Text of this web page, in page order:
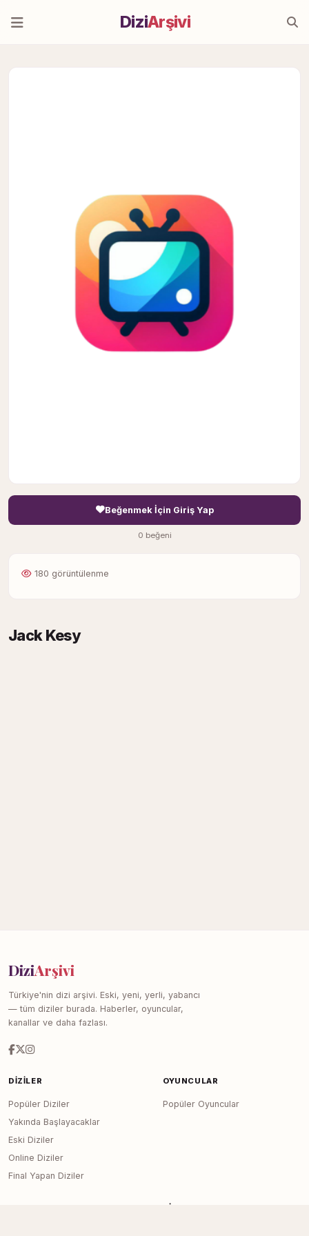
DiziArşivi
Beğenmek İçin Giriş Yap
0 beğeni
180 görüntülenme
Jack Kesy
DiziArşivi
Türkiye'nin dizi arşivi. Eski, yeni, yerli, yabancı
— tüm diziler burada. Haberler, oyuncular,
kanallar ve daha fazlası.
DIZILER
Popüler Diziler
Yakında Başlayacaklar
Eski Diziler
Online Diziler
Final Yapan Diziler
OYUNCULAR
Popüler Oyuncular
SITE